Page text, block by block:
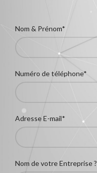
Nom & Prénom*
Numéro de téléphone*
Adresse E-mail*
Nom de votre Entreprise ?